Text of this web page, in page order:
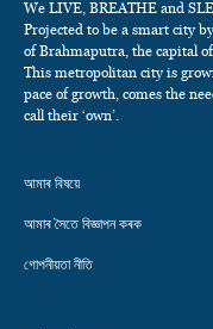
We LIVE, BREATHE and
Projected to be a smart city
of Brahmaputra, the capital
This metropolitan city is
pace of growth, comes the
call their ‘own’.
আমাৰ বিষয়ে
আমাৰ সৈতে বিজ্ঞাপন কৰক
গোপনীয়তা নীতি